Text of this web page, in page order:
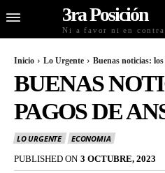
3ra Posición
Ni a favor ni en
Inicio Lo Urgente Buenas noticias:
BUENAS
PAGOS DE
LO URGENTE
ECONOMIA
PUBLISHED ON 3 OCTUBRE, 2023